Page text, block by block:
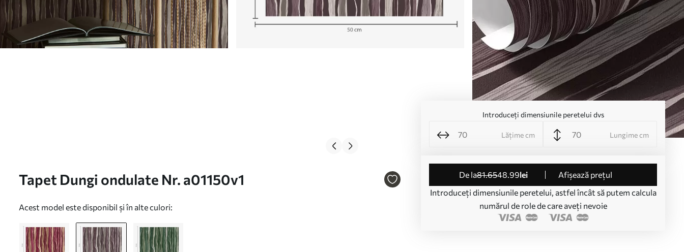
Tapet Dungi ondulate Nr. a01150v1
Acest model este disponibil și în alte culori:
Introduceți dimensiunile peretelui dvs
Lățime cm Lungime cm
de la81.6548.99lei
Afișează prețul
Introduceți dimensiunile peretelui, astfel încât să putem calcula
numărul de role de care aveți nevoie